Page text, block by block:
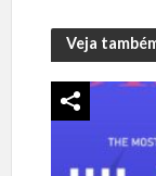
Veja